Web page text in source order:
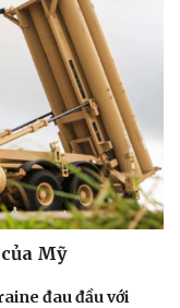
Mỹ
đau đầu với